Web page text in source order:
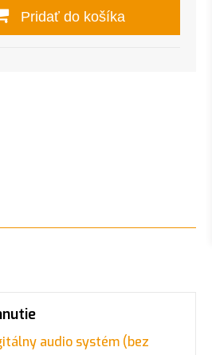
Pridať do košíka
audio systém (bez